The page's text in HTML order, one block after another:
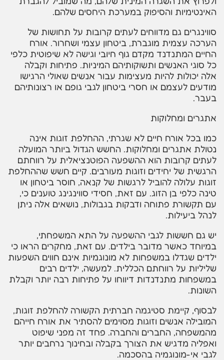
האינטימיות והסיפוק במערכת היחסים שלהם.
סווינגרים גם מדווחים לעתים קרובות על תחושות של
הערכה עצמית מוגברת, ביטחון עצמי ושחרור. אורח
החיים המתנדנד מקדם גוף חיובי וגישה לא שיפוטית כלפי
כל סוגי האנשים ותשוקותיהם המיניות. פתיחות וקבלה
אלה יכולות להיות מעצימות עבור אנשים שאולי הרגישו
מודעים לעצמם או חסרי ביטחון לגבי גופם או רצונותיהם
בעבר.
אתגרים ומחלוקות
כמו בכל אורח חיים לא שגרתי, ההחלפת זוגות אינה
נטולת אתגרים ומחלוקות. החשש הגדול ביותר המועלה
לעתים קרובות הוא ההשפעה הפוטנציאלית על רווחתם
הרגשית של יחידים וזוגות מעורבים. קיים חשש שההחלפת
זוגות עלולה להוביל לרגשות של קנאה, חוסר ביטחון או
טינה כלפי בן הזוג. עם זאת, חסידי סווינגינג טוענים כי,
עם תקשורת פתוחה ודבקות בגבולות, נושאים אלה ניתן
לנהל ביעילות.
יש גם חששות לגבי ההשפעה על התא המשפחתי,
במיוחד כאשר מדובר בילדים. עם זאת, מחקרים הראו כי
ילדים שגדלו במשפחות לא מונוגמיות אינם חווים השפעות
שליליות על רווחתם הכללית. למעשה, ילדים רבים
במשפחות מתנדנדות דיווחו על פתיחות רבה יותר וקבלת
השונות.
לבסוף, קיימת סטיגמה חברתית הקשורה להחלפת זוגות,
המובילה אנשים וזוגות מסוימים להסתיר את אורח חייהם
מהמשפחה, החברים והחברה. פחד זה מפני שיפוט
ואפליה מדגיש את הצורך בקבלה ובחינוך נרחבים יותר
לגבי אי-מונוגמיה בהסכמה.